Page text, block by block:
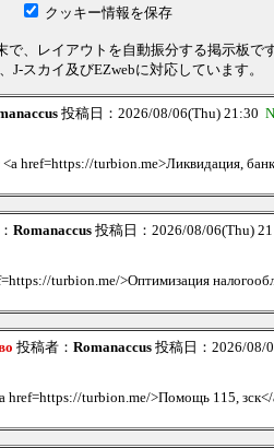
クッキー情報を保存
で、レイアウトを自動振分する掲示板で
J-スカイ及びEZwebに対応しています。
投稿日：2026/08/06(Thu) 21:30
<a href=https://turbion.me>Ликвидация,
Romanaccus 投稿日：2026/08/06(Thu)
turbion.me/>Оптимизация
投稿者： Romanaccus 投稿日：2026/08/
href=https://turbion.me/>Помощь 115,